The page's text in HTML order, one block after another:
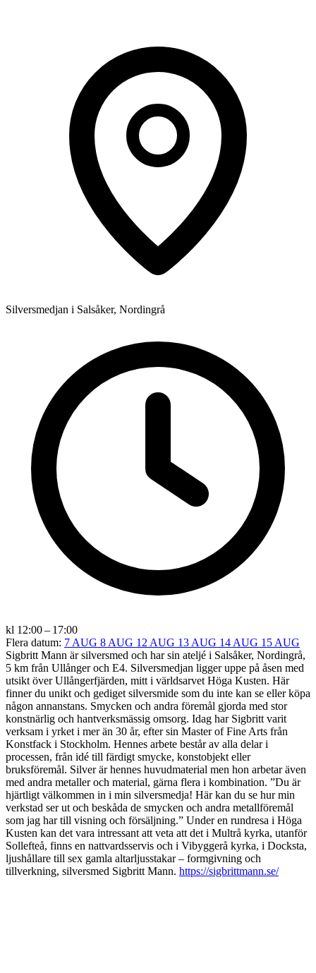
Silversmedjan i Salsåker, Nordingrå
kl 12:00 – 17:00
Flera datum: 7 AUG 8 AUG 12 AUG 13 AUG 14 AUG 15 AUG
Sigbritt Mann är silversmed och har sin ateljé i Salsåker, Nordingrå,
5 km från Ullånger och E4. Silversmedjan ligger uppe på åsen med
utsikt över Ullångerfjärden, mitt i världsarvet Höga Kusten. Här
finner du unikt och gediget silversmide som du inte kan se eller köpa
någon annanstans. Smycken och andra föremål gjorda med stor
konstnärlig och hantverksmässig omsorg. Idag har Sigbritt varit
verksam i yrket i mer än 30 år, efter sin Master of Fine Arts från
Konstfack i Stockholm. Hennes arbete består av alla delar i
processen, från idé till färdigt smycke, konstobjekt eller
bruksföremål. Silver är hennes huvudmaterial men hon arbetar även
med andra metaller och material, gärna flera i kombination. ”Du är
hjärtligt välkommen in i min silversmedja! Här kan du se hur min
verkstad ser ut och beskåda de smycken och andra metallföremål
som jag har till visning och försäljning.” Under en rundresa i Höga
Kusten kan det vara intressant att veta att det i Multrå kyrka, utanför
Sollefteå, finns en nattvardsservis och i Vibyggerå kyrka, i Docksta,
ljushållare till sex gamla altarljusstakar – formgivning och
tillverkning, silversmed Sigbritt Mann. https://sigbrittmann.se/